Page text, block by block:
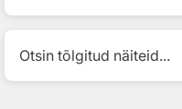
Otsin tõlgitud näiteid...